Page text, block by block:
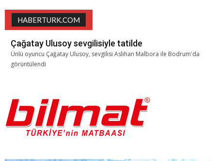
HABERTURK.COM
Çağatay Ulusoy sevgilisiyle tatilde
Ünlü oyuncu Çağatay Ulusoy, sevgilisi Aslıhan Malbora ile Bodrum'da
görüntülendi